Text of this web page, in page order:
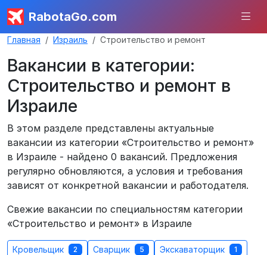
RabotaGo.com
Главная Израиль Строительство и ремонт
Вакансии в категории:
Строительство и ремонт в
Израиле
В этом разделе представлены актуальные
вакансии из категории «Строительство и ремонт»
в Израиле - найдено 0 вакансий. Предложения
регулярно обновляются, а условия и требования
зависят от конкретной вакансии и работодателя.
Свежие вакансии по специальностям категории
«Строительство и ремонт» в Израиле
Кровельщик 2 Сварщик 5 Экскаваторщик 1